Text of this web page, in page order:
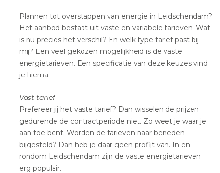
Plannen tot overstappen van energie in Leidschendam?
Het aanbod bestaat uit vaste en variabele tarieven. Wat
is nu precies het verschil? En welk type tarief past bij
mij? Een veel gekozen mogelijkheid is de vaste
energietarieven. Een specificatie van deze keuzes vind
je hierna.
Vast tarief
Prefereer jij het vaste tarief? Dan wisselen de prijzen
gedurende de contractperiode niet. Zo weet je waar je
aan toe bent. Worden de tarieven naar beneden
bijgesteld? Dan heb je daar geen profijt van. In en
rondom Leidschendam zijn de vaste energietarieven
erg populair.